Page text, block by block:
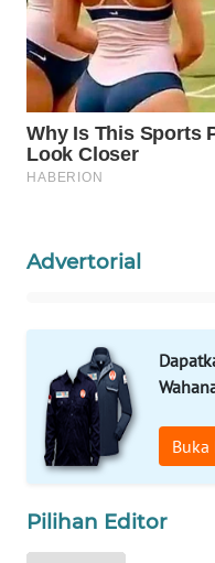
Advertorial
Pilihan Editor
WAHANA
HEALTH
WAHANA
DESA
WISATA
Network
KONSUMEN
LISTRIK
MASYARAKAT
KELISTRIKAN